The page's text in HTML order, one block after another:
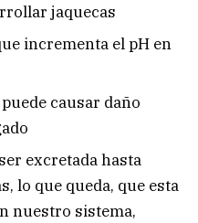
jaquecas
incrementa el pH en
causar daño
excretada hasta
lo que queda, que esta
nuestro sistema,